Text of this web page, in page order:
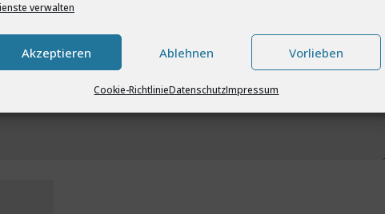
verwalten
Akzeptieren Ablehnen Vorlieben
Cookie-RichtlinieDatenschutzImpressum